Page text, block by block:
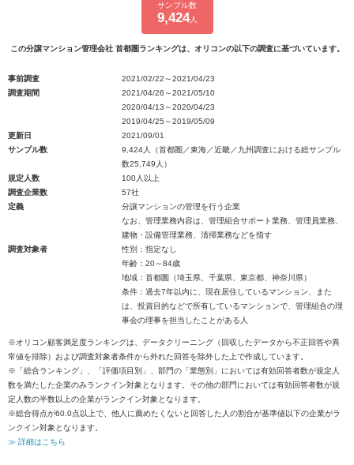
サンプル数
9,424人
この分譲マンション管理会社 首都圏ランキングは、オリコンの以下の調査に基づいています。
事前調査
2021/02/22～2021/04/23
調査期間
2021/04/26～2021/05/10
2020/04/13～2020/04/23
2019/04/25～2019/05/09
更新日
2021/09/01
サンプル数
9,424人（首都圏／東海／近畿／九州調査における総サンプル
数25,749人）
規定人数
100人以上
調査企業数
57社
定義
分譲マンションの管理を行う企業
なお、管理業務内容は、管理組合サポート業務、管理員業務、
建物・設備管理業務、清掃業務などを指す
調査対象者
性別：指定なし
年齢：20～84歳
地域：首都圏（埼玉県、千葉県、東京都、神奈川県）
条件：過去7年以内に、現在居住しているマンション、また
は、投資目的などで所有しているマンションで、管理組合の理
事会の理事を担当したことがある人
※オリコン顧客満足度ランキングは、データクリーニング（回収したデータから不正回答や異
常値を排除）および調査対象者条件から外れた回答を除外した上で作成しています。
※「総合ランキング」、「評価項目別」、部門の「業態別」においては有効回答者数が規定人
数を満たした企業のみランクイン対象となります。その他の部門においては有効回答者数が規
定人数の半数以上の企業がランクイン対象となります。
※総合得点が60.0点以上で、他人に薦めたくないと回答した人の割合が基準値以下の企業がラ
ンクイン対象となります。
≫ 詳細はこちら